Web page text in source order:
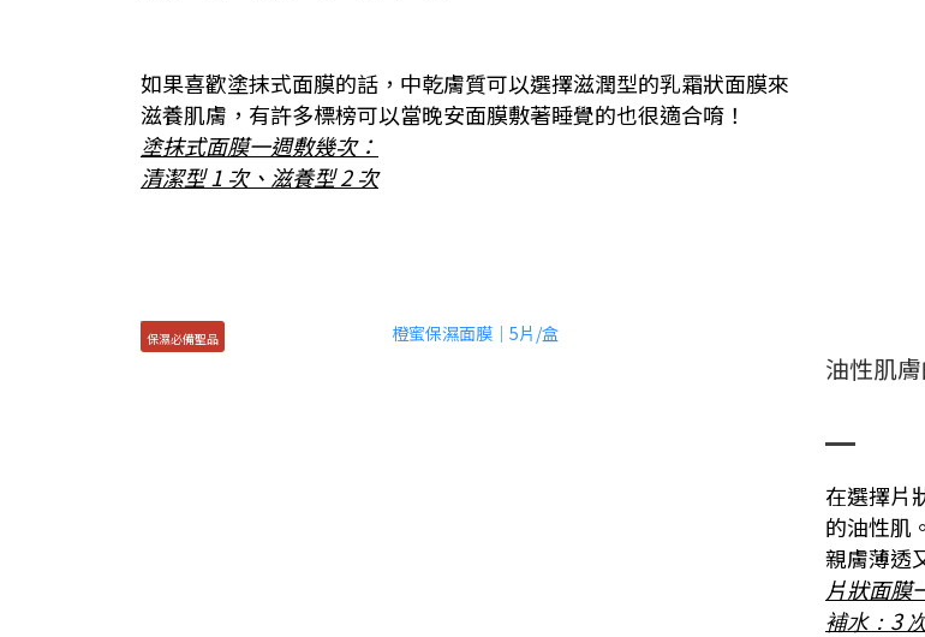
如果喜歡塗抹式面膜的話，中乾膚質可以選擇滋潤型的乳霜狀面膜來
滋養肌膚，有許多標榜可以當晚安面膜敷著睡覺的也很適合唷！
塗抹式面膜一週敷幾次：
清潔型 1 次、滋養型 2 次
保濕必備聖品
油性肌
在選擇片
的油性肌
親膚薄透
片狀面膜
補水： 3